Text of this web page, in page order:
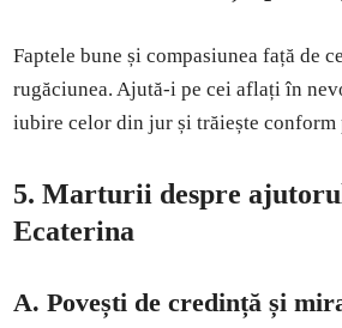
Faptele bune și compasiunea față de
rugăciunea. Ajută-i pe cei aflați în
iubire celor din jur și trăiește
5. Marturii despre
Ecaterina
A. Povești de credință și